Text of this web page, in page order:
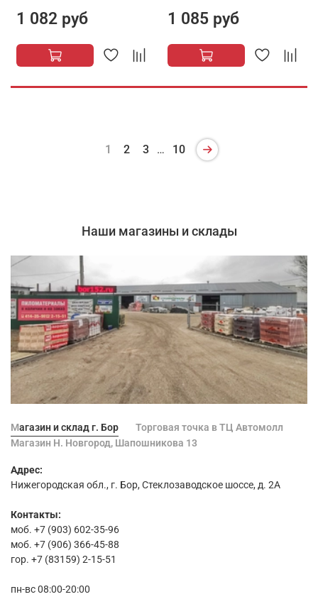
1 082 руб 1 085 руб
1 2 3 … 10
Наши магазины и склады
Магазин и склад г. Бор
Торговая точка в ТЦ Автомолл
Магазин Н. Новгород, Шапошникова 13
Адрес:
Нижегородская обл., г. Бор, Стеклозаводское шоссе, д. 2А
Контакты:
моб. +7 (903) 602-35-96
моб. +7 (906) 366-45-88
гор. +7 (83159) 2-15-51
пн-вс 08:00-20:00